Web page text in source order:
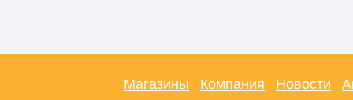
Магазины Компания Новости